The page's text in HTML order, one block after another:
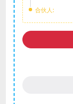
合伙人: